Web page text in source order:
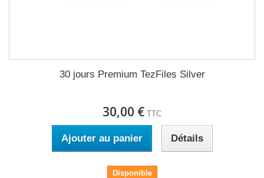
30 jours Premium TezFiles Silver
30,00 € TTC
Ajouter au panier Détails
Disponible